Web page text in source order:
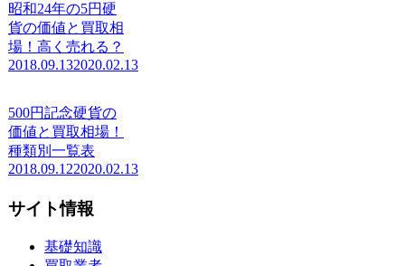
昭和24年の5円硬
貨の価値と買取相
場！高く売れる？
2018.09.132020.02.13
500円記念硬貨の
価値と買取相場！
種類別一覧表
2018.09.122020.02.13
サイト情報
基礎知識